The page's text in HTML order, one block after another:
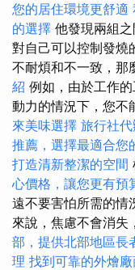
您的居住環境更舒適
的選擇 他發現兩組
對自己可以控制發燒
不耐煩和不一致，那
紹 例如，由於工作
動力的情況下，您不
來美味選擇 旅行社
推薦，選擇最適合您
打造清新整潔的空間
心價格，讓您更有預
遠不要害怕所需的情
來說，焦慮不會消失
部，提供北部地區長
理 找到可靠的外燴